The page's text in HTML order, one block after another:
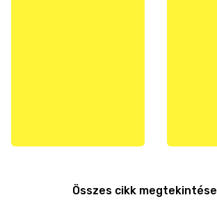
Összes cikk megtekintése